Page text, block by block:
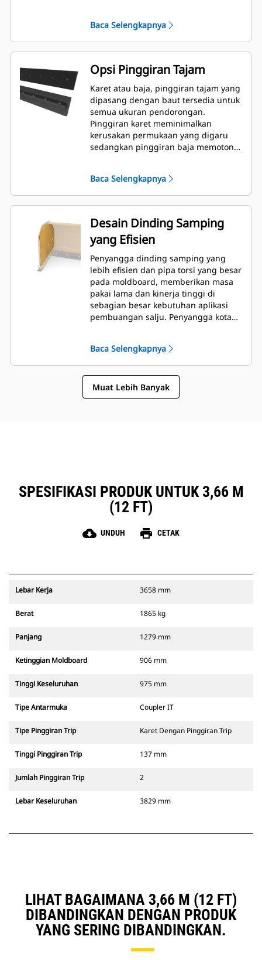
terlihat sehingga meminimalkan risiko
kerusakan pada Snow Push dan alat
berat. Pilihan pinggiran tajam tanpa
karet trip tersedia dalam ukuran 2,6 m
(8 ft), 3,2 m (10 ft), dan 3,8 m (12 ft)
yang sesuai dengan semua model
yang memanfaatkan Skid Steer
Coupler.
Baca Selengkapnya
Opsi Pinggiran Tajam
Karet atau baja, pinggiran tajam yang
dipasang dengan baut tersedia untuk
semua ukuran pendorongan.
Pinggiran karet meminimalkan
kerusakan permukaan yang digaru
sedangkan pinggiran baja memotong
Baca Selengkapnya
Desain Dinding Samping
yang Efisien
Penyangga dinding samping yang
lebih efisien dan pipa torsi yang besar
pada moldboard, memberikan masa
pakai lama dan kinerja tinggi di
sebagian besar kebutuhan aplikasi
pembuangan salju. Penyangga kotak
di papan cetak selain memberikan
topangan yang sempurna pada
bagian dorong luar.
Baca Selengkapnya
Muat Lebih Banyak
SPESIFIKASI PRODUK UNTUK 3,66 M
(12 FT)
cloud_download UNDUH print CETAK
Lebar Kerja 3658 mm
Berat 1865 kg
Panjang 1279 mm
Ketinggian Moldboard 906 mm
Tinggi Keseluruhan 975 mm
Tipe Antarmuka Coupler IT
Tipe Pinggiran Trip Karet Dengan Pinggiran Trip
Tinggi Pinggiran Trip 137 mm
Jumlah Pinggiran Trip 2
Lebar Keseluruhan 3829 mm
LIHAT BAGAIMANA 3,66 M (12 FT)
DIBANDINGKAN DENGAN PRODUK
YANG SERING DIBANDINGKAN.